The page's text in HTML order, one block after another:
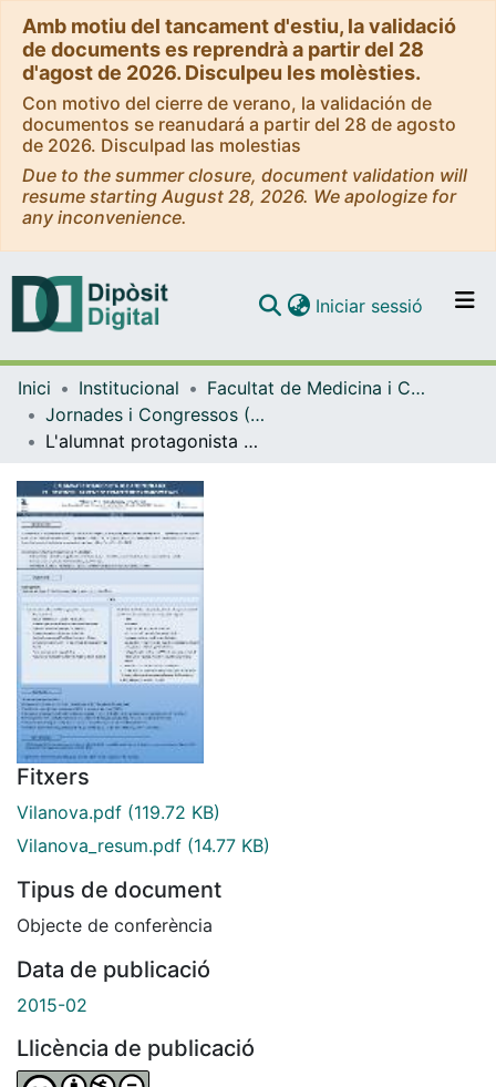
Amb motiu del tancament d'estiu, la validació
de documents es reprendrà a partir del 28
d'agost de 2026. Disculpeu les molèsties.
Con motivo del cierre de verano, la validación de
documentos se reanudará a partir del 28 de agosto
de 2026. Disculpad las molestias
Due to the summer closure, document validation will
resume starting August 28, 2026. We apologize for
any inconvenience.
Navega per tot el DD
Iniciar sessió (current)
Inici Institucional
Facultat de Medicina i Ciències de la Salut
Jornades i Congressos (Facultat de Medicina i Ciències de la Salut)
L'alumnat protagonista de l'aprenentatge pel desenvolupament de competències transversals
Fitxers
Vilanova.pdf (119.72 KB)
Vilanova_resum.pdf (14.77 KB)
Tipus de document
Objecte de conferència
Data de publicació
2015-02
Llicència de publicació